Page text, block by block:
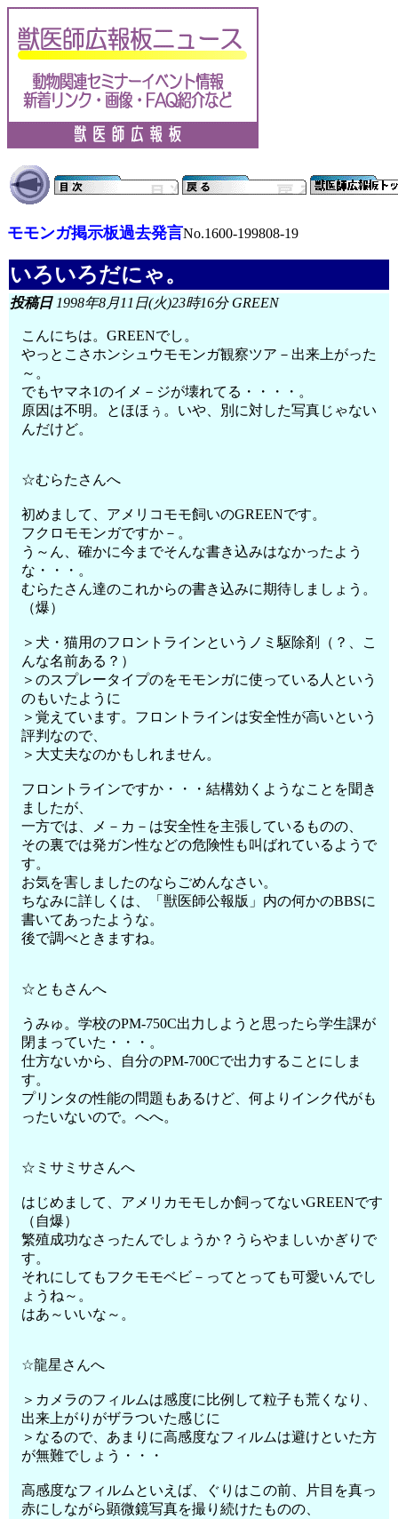
モモンガ掲示板過去発言No.1600-199808-19
いろいろだにゃ。
投稿日1998年8月11日(火)23時16分 GREEN
こんにちは。GREENでし。
やっとこさホンシュウモモンガ観察ツア－出来上がった
～。
でもヤマネ1のイメ－ジが壊れてる・・・・。
原因は不明。とほほぅ。いや、別に対した写真じゃない
んだけど。
☆むらたさんへ
初めまして、アメリコモモ飼いのGREENです。
フクロモモンガですか－。
う～ん、確かに今までそんな書き込みはなかったよう
な・・・。
むらたさん達のこれからの書き込みに期待しましょう。
（爆）
＞犬・猫用のフロントラインというノミ駆除剤（？、こ
んな名前ある？）
＞のスプレータイプのをモモンガに使っている人という
のもいたように
＞覚えています。フロントラインは安全性が高いという
評判なので、
＞大丈夫なのかもしれません。
フロントラインですか・・・結構効くようなことを聞き
ましたが、
一方では、メ－カ－は安全性を主張しているものの、
その裏では発ガン性などの危険性も叫ばれているようで
す。
お気を害しましたのならごめんなさい。
ちなみに詳しくは、「獣医師公報版」内の何かのBBSに
書いてあったような。
後で調べときますね。
☆ともさんへ
うみゅ。学校のPM-750C出力しようと思ったら学生課が
閉まっていた・・・。
仕方ないから、自分のPM-700Cで出力することにしま
す。
プリンタの性能の問題もあるけど、何よりインク代がも
ったいないので。へへ。
☆ミサミサさんへ
はじめまして、アメリカモモしか飼ってないGREENです
（自爆）
繁殖成功なさったんでしょうか？うらやましいかぎりで
す。
それにしてもフクモモベビ－ってとっても可愛いんでし
ょうね～。
はあ～いいな～。
☆龍星さんへ
＞カメラのフィルムは感度に比例して粒子も荒くなり、
出来上がりがザラついた感じに
＞なるので、あまりに高感度なフィルムは避けといた方
が無難でしょう・・・
高感度なフィルムといえば、ぐりはこの前、片目を真っ
赤にしながら顕微鏡写真を撮り続けたものの、